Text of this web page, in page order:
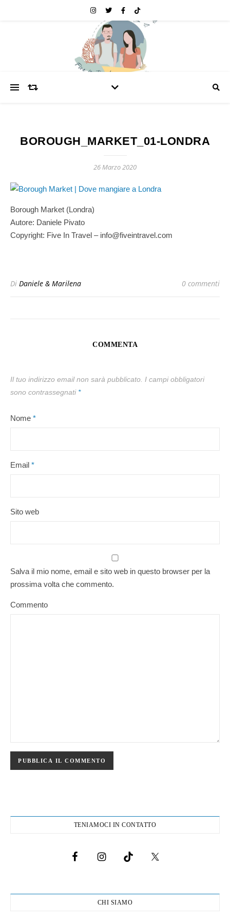
BOROUGH_MARKET_01-LONDRA
26 Marzo 2020
Borough Market (Londra)
Autore: Daniele Pivato
Copyright: Five In Travel – info@fiveintravel.com
Di Daniele & Marilena 0 commenti
COMMENTA
Il tuo indirizzo email non sarà pubblicato. I campi obbligatori
sono contrassegnati *
Nome *
Email *
Sito web
Salva il mio nome, email e sito web in questo browser per la
prossima volta che commento.
Commento
TENIAMOCI IN CONTATTO
CHI SIAMO